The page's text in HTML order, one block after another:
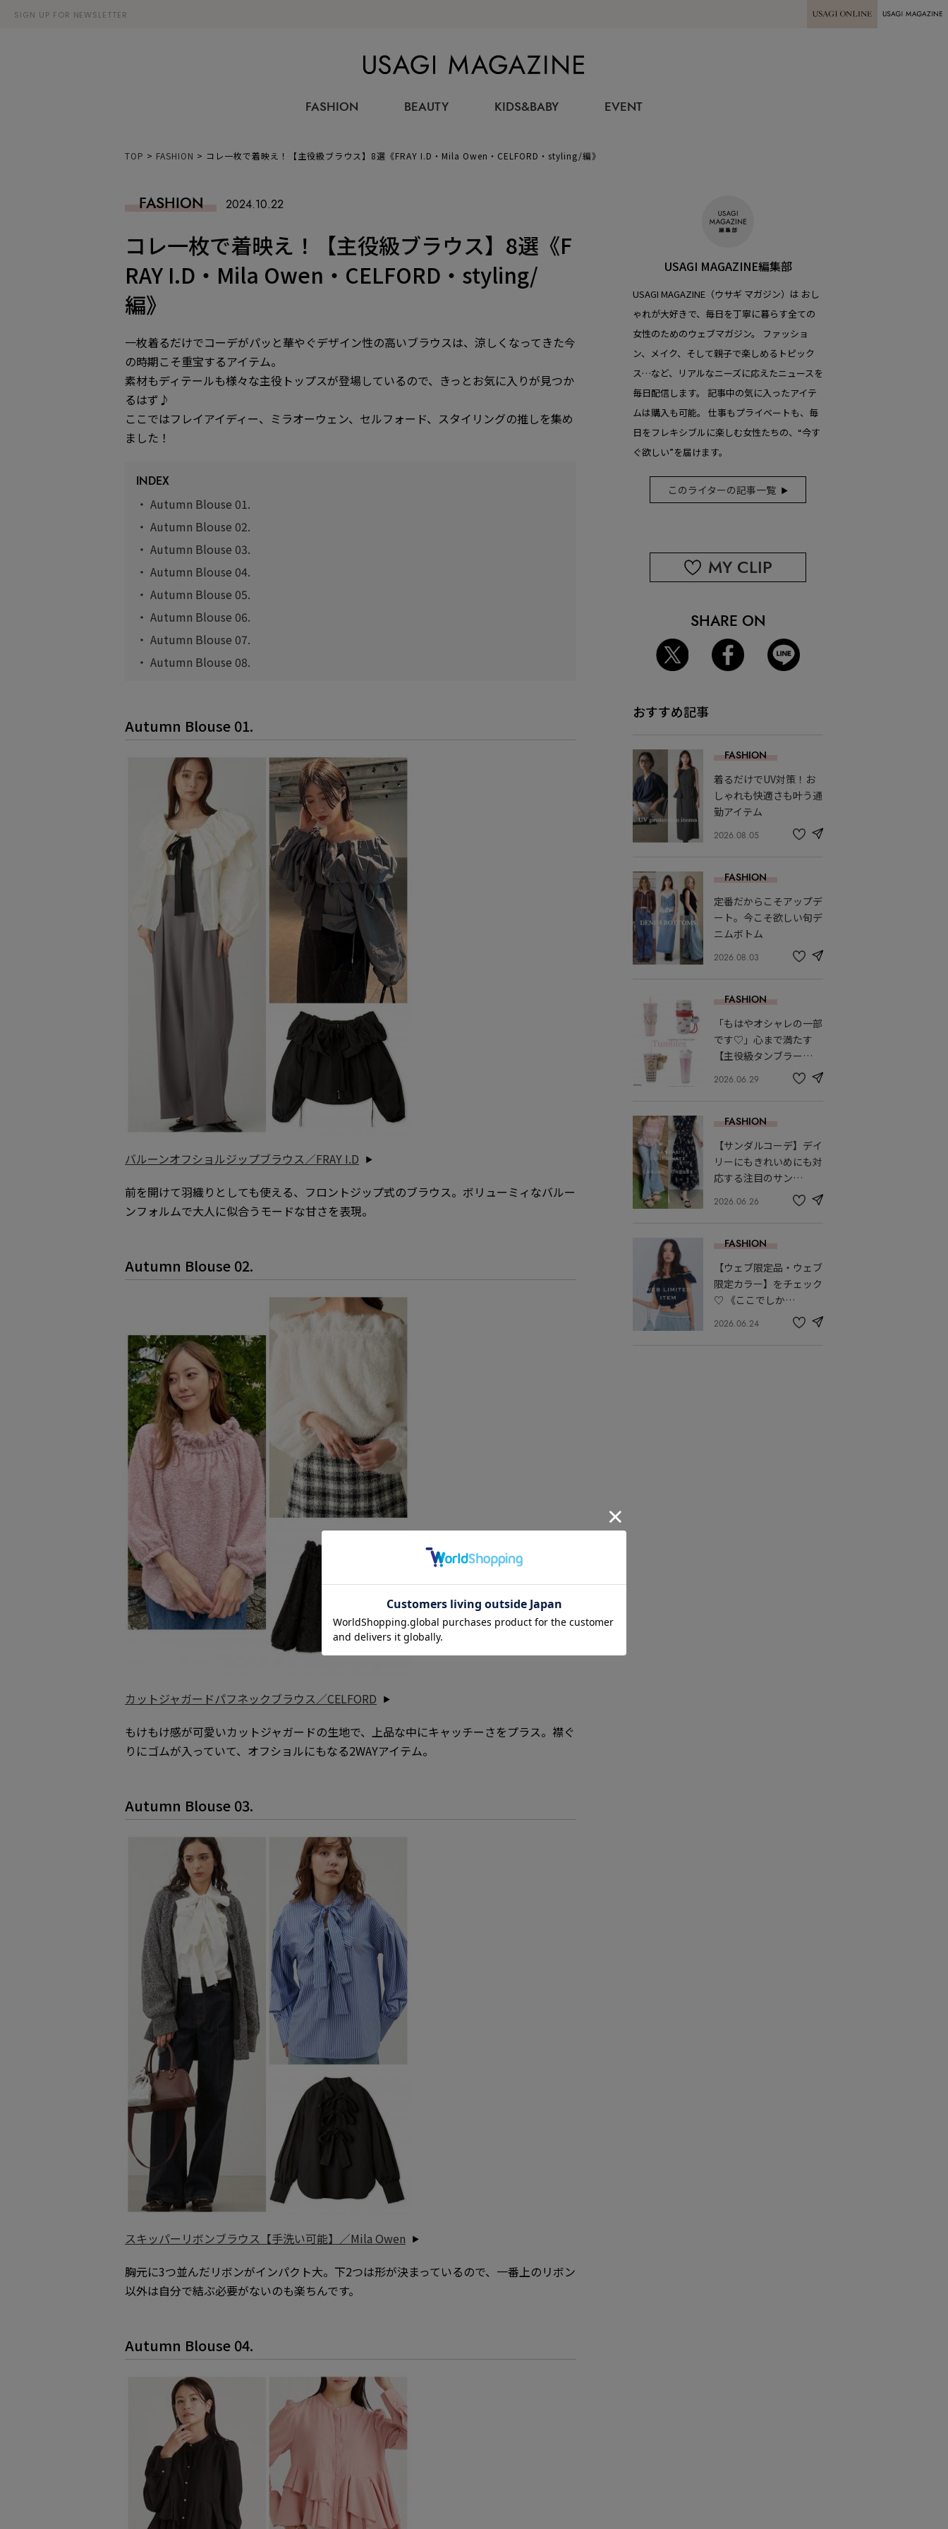
SIGN UP FOR NEWSLETTER
FASHION BEAUTY KIDS&BABY EVENT
TOP > FASHION > コレ一枚で着映え！【主役級ブラウス】8選《FRAY I.D・Mila Owen・CELFORD・styling/編》
FASHION 2024.10.22
コレ一枚で着映え！【主役級ブラウス】8選《F
RAY I.D・Mila Owen・CELFORD・styling/
編》
一枚着るだけでコーデがパッと華やぐデザイン性の高いブラウスは、涼しくなってきた今
の時期こそ重宝するアイテム。
素材もディテールも様々な主役トップスが登場しているので、きっとお気に入りが見つか
るはず♪
ここではフレイアイディー、ミラオーウェン、セルフォード、スタイリングの推しを集め
ました！
INDEX
・ Autumn Blouse 01.
・ Autumn Blouse 02.
・ Autumn Blouse 03.
・ Autumn Blouse 04.
・ Autumn Blouse 05.
・ Autumn Blouse 06.
・ Autumn Blouse 07.
・ Autumn Blouse 08.
Autumn Blouse 01.
バルーンオフショルジップブラウス／FRAY I.D
前を開けて羽織りとしても使える、フロントジップ式のブラウス。ボリューミィなバルー
ンフォルムで大人に似合うモードな甘さを表現。
Autumn Blouse 02.
カットジャガードパフネックブラウス／CELFORD
もけもけ感が可愛いカットジャガードの生地で、上品な中にキャッチーさをプラス。襟ぐ
りにゴムが入っていて、オフショルにもなる2WAYアイテム。
Autumn Blouse 03.
スキッパーリボンブラウス【手洗い可能】／Mila Owen
胸元に3つ並んだリボンがインパクト大。下2つは形が決まっているので、一番上のリボン
以外は自分で結ぶ必要がないのも楽ちんです。
Autumn Blouse 04.
USAGI MAGAZINE編集部
USAGI MAGAZINE（ウサギ マガジン）は おし
ゃれが大好きで、毎日を丁寧に暮らす全ての
女性のためのウェブマガジン。 ファッショ
ン、メイク、そして親子で楽しめるトピック
ス…など、リアルなニーズに応えたニュースを
毎日配信します。 記事中の気に入ったアイテ
ムは購入も可能。 仕事もプライベートも、毎
日をフレキシブルに楽しむ女性たちの、“今す
ぐ欲しい”を届けます。
このライターの記事一覧
MY CLIP
SHARE ON
おすすめ記事
FASHION
着るだけでUV対策！お
しゃれも快適さも叶う通
勤アイテム
2026.08.05
に
入
り
FASHION
定番だからこそアップデ
ート。今こそ欲しい旬デ
ニムボトム
2026.08.03
に
入
り
FASHION
「もはやオシャレの一部
です♡」心まで満たす
【主役級タンブラー…
2026.06.29
に
入
り
FASHION
【サンダルコーデ】デイ
リーにもきれいめにも対
応する注目のサン…
2026.06.26
に
入
り
FASHION
【ウェブ限定品・ウェブ
限定カラー】をチェック
♡ 《ここでしか…
2026.06.24